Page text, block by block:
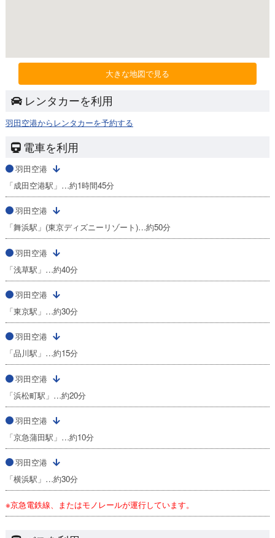
大きな地図で見る
レンタカーを利用
羽田空港からレンタカーを予約する
電車を利用
羽田空港
「成田空港駅」…約1時間45分
羽田空港
「舞浜駅」(東京ディズニーリゾート)…約50分
羽田空港
「浅草駅」…約40分
羽田空港
「東京駅」…約30分
羽田空港
「品川駅」…約15分
羽田空港
「浜松町駅」…約20分
羽田空港
「京急蒲田駅」…約10分
羽田空港
「横浜駅」…約30分
※京急電鉄線、またはモノレールが運行しています。